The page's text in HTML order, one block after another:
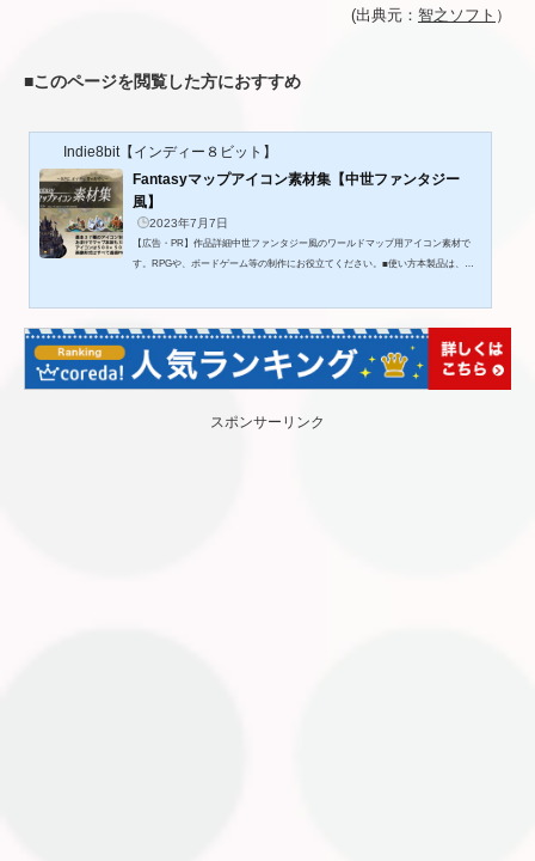
(出典元： 智之ソフト ）
■このページを閲覧した方におすすめ
Indie8bit【インディー８ビット】
Fantasyマップアイコン素材集【中世ファンタジー
風】
2023年7月7日
【広告・PR】作品詳細中世ファンタジー風のワールドマップ用アイコン素材で
す。RPGや、ボードゲーム等の制作にお役立てください。■使い方本製品は、利
を禁止します。・本製品を利用したことで、ユーザーに不利益が生じても、当方
では責任を負わないものとします。こんなゲームクリエイターにおすすめ‼①Ｒ
スポンサーリンク